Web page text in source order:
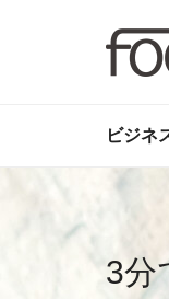
ビジネ
3分